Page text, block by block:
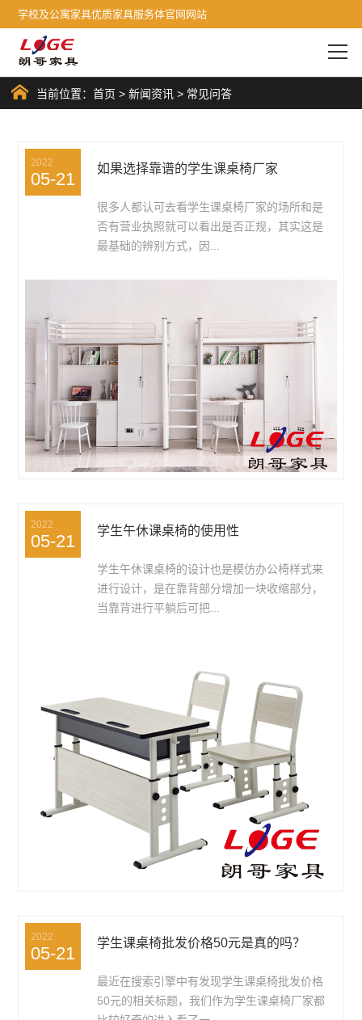
学校及公寓家具优质家具服务体官网网站
当前位置：首页 >新闻资讯 > 常见问答
2022
05-21
如果选择靠谱的学生课桌椅厂家
很多人都认可去看学生课桌椅厂家的场所和是
否有营业执照就可以看出是否正规，其实这是
最基础的辨别方式，因...
2022
05-21
学生午休课桌椅的使用性
学生午休课桌椅的设计也是模仿办公椅样式来
进行设计，是在靠背部分增加一块收缩部分，
当靠背进行平躺后可把...
2022
05-21
学生课桌椅批发价格50元是真的吗？
最近在搜索引擎中有发现学生课桌椅批发价格
50元的相关标题，我们作为学生课桌椅厂家都